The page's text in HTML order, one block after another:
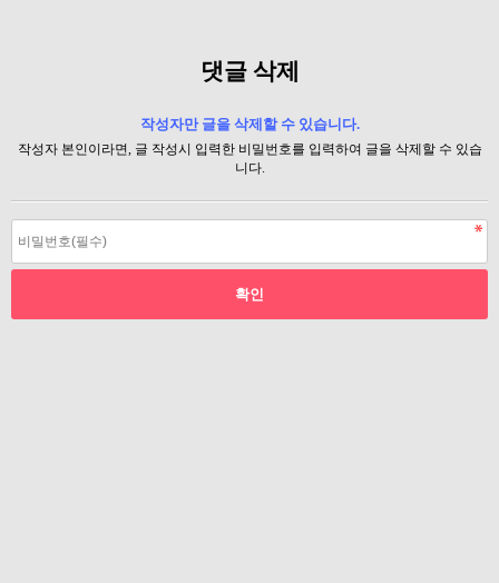
댓글 삭제
작성자만 글을 삭제할 수 있습니다.
작성자 본인이라면, 글 작성시 입력한 비밀번호를 입력하여 글을 삭제할 수 있습
니다.